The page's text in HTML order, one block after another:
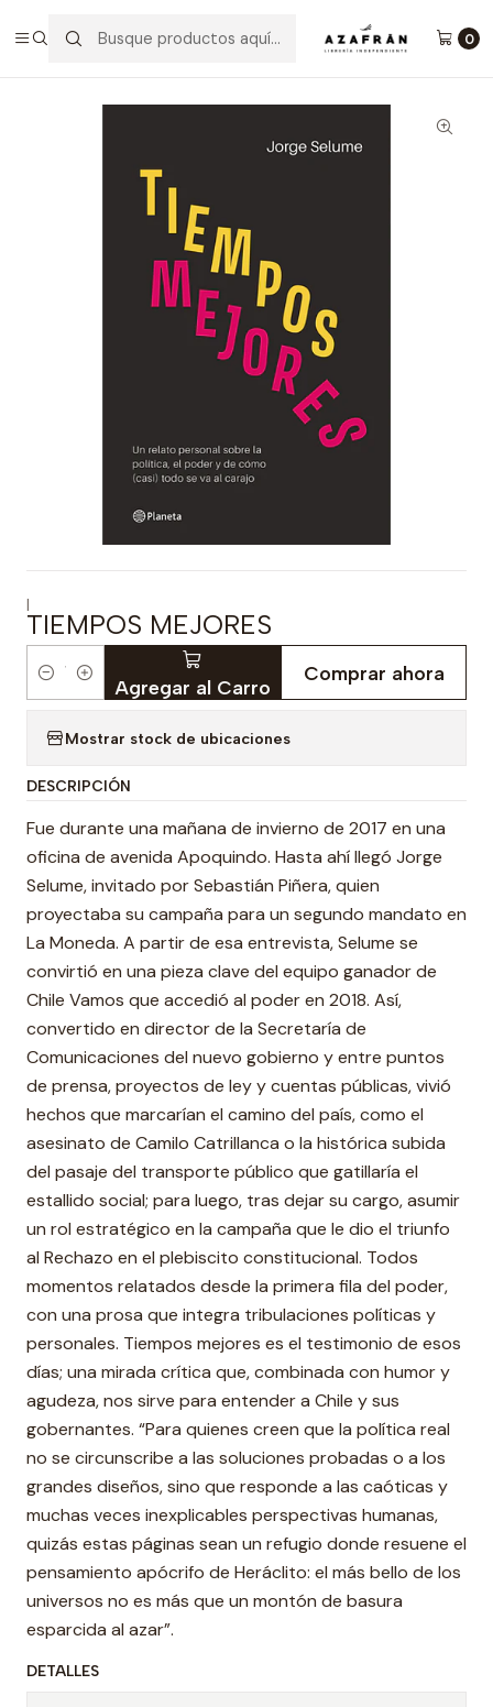
0
Política Y Derecho
Tiempos Mejores
|
TIEMPOS MEJORES
Cantidad Agregar al Carro
Comprar ahora
Mostrar stock de ubicaciones
DESCRIPCIÓN
Fue durante una mañana de invierno de 2017 en una
oficina de avenida Apoquindo. Hasta ahí llegó Jorge
Selume, invitado por Sebastián Piñera, quien
proyectaba su campaña para un segundo mandato en
La Moneda. A partir de esa entrevista, Selume se
convirtió en una pieza clave del equipo ganador de
Chile Vamos que accedió al poder en 2018. Así,
convertido en director de la Secretaría de
Comunicaciones del nuevo gobierno y entre puntos
de prensa, proyectos de ley y cuentas públicas, vivió
hechos que marcarían el camino del país, como el
asesinato de Camilo Catrillanca o la histórica subida
del pasaje del transporte público que gatillaría el
estallido social; para luego, tras dejar su cargo, asumir
un rol estratégico en la campaña que le dio el triunfo
al Rechazo en el plebiscito constitucional. Todos
momentos relatados desde la primera fila del poder,
con una prosa que integra tribulaciones políticas y
personales. Tiempos mejores es el testimonio de esos
días; una mirada crítica que, combinada con humor y
agudeza, nos sirve para entender a Chile y sus
gobernantes. “Para quienes creen que la política real
no se circunscribe a las soluciones probadas o a los
grandes diseños, sino que responde a las caóticas y
muchas veces inexplicables perspectivas humanas,
quizás estas páginas sean un refugio donde resuene el
pensamiento apócrifo de Heráclito: el más bello de los
universos no es más que un montón de basura
esparcida al azar”.
DETALLES